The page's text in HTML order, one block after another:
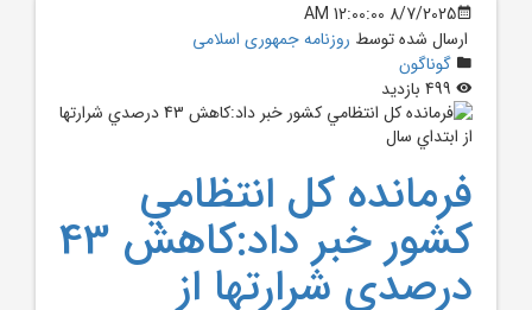
8/7/2025 12:00:00 AM
ارسال شده توسط روزنامه جمهوری اسلامی
گوناگون
فرمانده کل انتظامي
کشور خبر داد:کاهش 43
درصدي شرارتها از